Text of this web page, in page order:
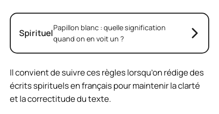
SpirituelPapillon blanc : quelle signification
quand on en voit un ?
Il convient de suivre ces règles lorsqu’on rédige des
écrits spirituels en français pour maintenir la clarté
et la correctitude du texte.